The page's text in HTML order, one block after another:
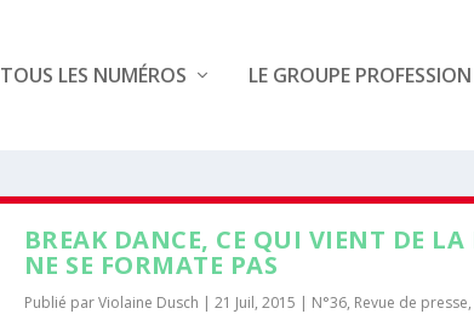
TOUS LES NUMÉROS LE GROUPE
BREAK DANCE, CE QUI VIENT DE LA
NE SE FORMATE PAS
Publié parViolaine Dusch | 21 Juil, 2015 | N°36, Revue de presse,